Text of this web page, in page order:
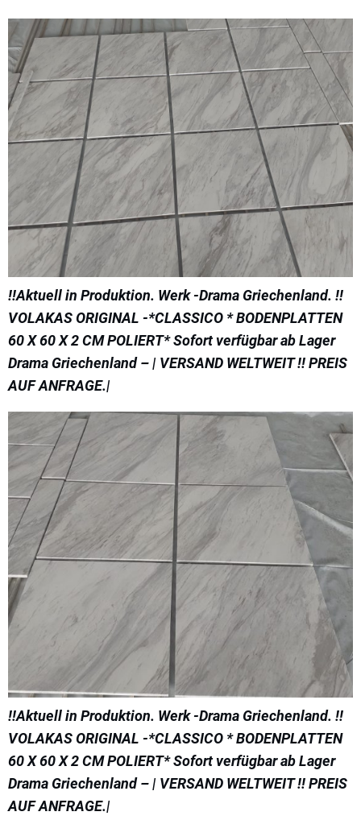
!!Aktuell in Produktion. Werk -Drama Griechenland. !!
VOLAKAS ORIGINAL -*CLASSICO * BODENPLATTEN
60 X 60 X 2 CM POLIERT* Sofort verfügbar ab Lager
Drama Griechenland – | VERSAND WELTWEIT !! PREIS
AUF ANFRAGE.|
!!Aktuell in Produktion. Werk -Drama Griechenland. !!
VOLAKAS ORIGINAL -*CLASSICO * BODENPLATTEN
60 X 60 X 2 CM POLIERT* Sofort verfügbar ab Lager
Drama Griechenland – | VERSAND WELTWEIT !! PREIS
AUF ANFRAGE.|